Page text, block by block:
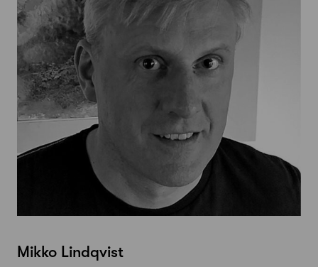
Mikko Lindqvist